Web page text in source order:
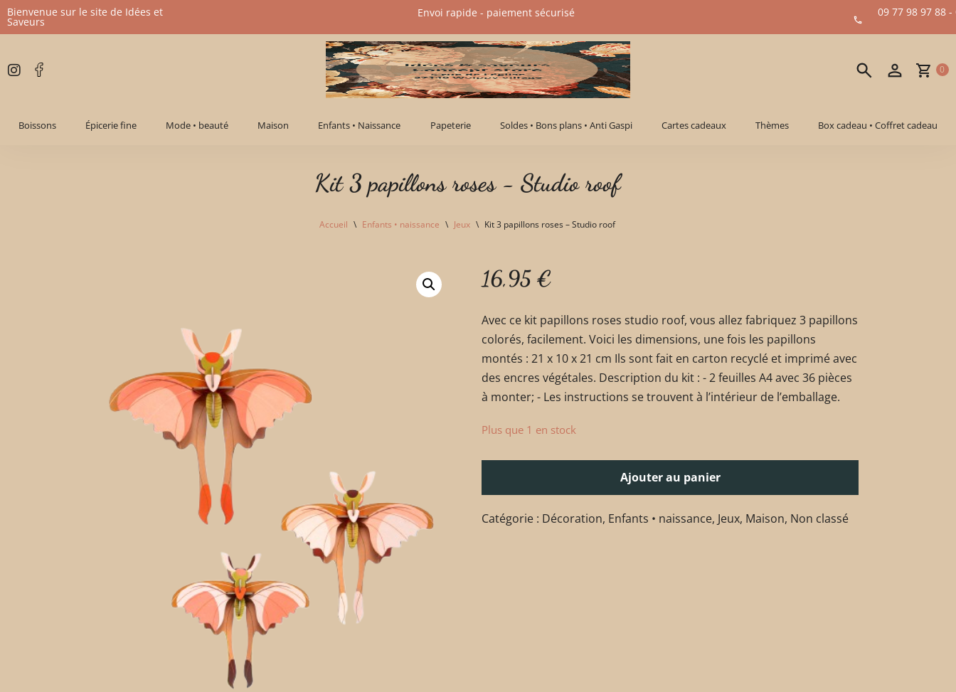
Aller
contenu
Bienvenue sur le site de Idées et
Saveurs
09 77 98 97 88 -
Envoi rapide - paiement sécurisé​
0
Boissons Épicerie fine Mode • beauté Maison Enfants • Naissance Papeterie Soldes • Bons plans • Anti Gaspi Cartes cadeaux Thèmes Box cadeau • Coffret cadeau
Kit 3 papillons roses - Studio roof
Accueil \ Enfants • naissance \ Jeux \ Kit 3 papillons roses – Studio roof
16,95 €
Avec ce kit papillons roses studio roof, vous allez fabriquez 3 papillons
colorés, facilement. Voici les dimensions, une fois les papillons
montés : 21 x 10 x 21 cm Ils sont fait en carton recyclé et imprimé avec
des encres végétales. Description du kit : - 2 feuilles A4 avec 36 pièces
à monter; - Les instructions se trouvent à l’intérieur de l’emballage.
Plus que 1 en stock
Ajouter au panier
Catégorie : Décoration, Enfants • naissance, Jeux, Maison, Non classé